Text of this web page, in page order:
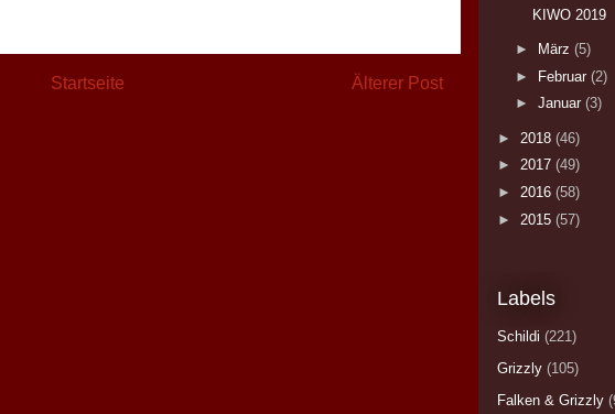
Älterer Post
Startseite
KIWO 2019
► März (5)
► Februar (2)
► Januar (3)
► 2018 (46)
► 2017 (49)
► 2016 (58)
► 2015 (57)
Labels
Schildi (221)
Grizzly (105)
Falken & Grizzly